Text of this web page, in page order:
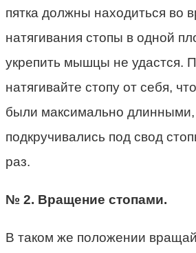
пятка должны находиться во
натягивания стопы в одной
укрепить мышцы не удастся.
натягивайте стопу от себя,
были максимально длинными,
подкручивались под свод
раз.
№ 2. Вращение стопами.
В таком же положении